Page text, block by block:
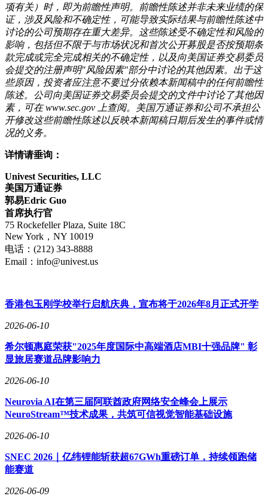
项有关）时，即为前瞻性声明。前瞻性陈述并非未来业绩的保
证，涉及风险和不确定性，可能导致实际结果与前瞻性陈述中
讨论的公司预期存在重大差异。这些陈述受不确定性和风险的
影响，包括但不限于与市场状况和首次公开募股是否按预期条
款完成或完全完成相关的不确定性，以及向美国证券交易委员
会提交的注册声明"风险因素"部分中讨论的其他因素。出于这
些原因，投资者应注意不要过分依赖本新闻稿中的任何前瞻性
陈述。公司向美国证券交易委员会提交的文件中讨论了其他因
素，可在 www.sec.gov
上查阅。美国万通证券和公司不承担公
开修改这些前瞻性陈述以反映本新闻稿日期后发生的事件或情
况的义务。
详情请垂询：
Univest Securities, LLC
美国万通证券
郭易Edric Guo
首席执行官
75 Rockefeller Plaza, Suite 18C
New York，NY 10019
电话：(212) 343-8888
Email：info@univest.us
香港包玉刚学校举行启航庆典，宣布将于2026年8月正式开学
2026-06-10
希尔顿惠庭荣获"2025年度国际中高端酒店MBI十强品牌" 彰
显旅居赛道品牌影响力
2026-06-10
Neurovia AI在第三届阿联酋政府网络安全峰会上展示
NeuroStream™技术成果，共筑可信视觉智能基础设施
2026-06-10
SNEC 2026｜亿纬锂能斩获超67GWh重磅订单，持续领跑储
能赛道
2026-06-09